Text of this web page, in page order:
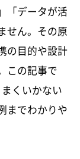
「データが活
せん。その原
の目的や設計
この記事で
くいかない
までわかりや